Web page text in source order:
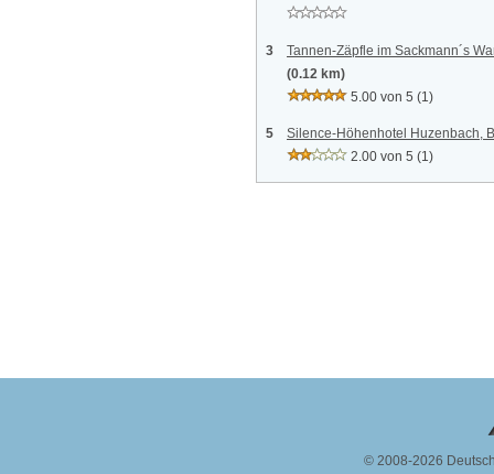
3
Tannen-Zäpfle im Sackmann´s
(0.12 km)
5.00 von 5 (1)
5
Silence-Höhenhotel Huzenbach,
2.00 von 5 (1)
© 2008-2026